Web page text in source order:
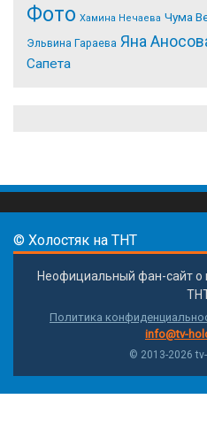
Фото Хамина Нечаева Чума
Эльвина Гараева Яна
Сапета
© Холостяк на ТНТ
Неофициальный фан-сайт о
Политика
info@tv-
© 2013-2026